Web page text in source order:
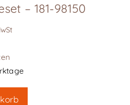
– 181-98150